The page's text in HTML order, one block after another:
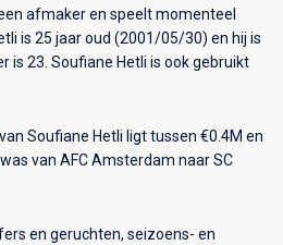
afmaker en speelt momenteel
is 25 jaar oud (2001/05/30) en hij is
is 23. Soufiane Hetli is ook gebruikt
Soufiane Hetli ligt tussen €0.4M en
van AFC Amsterdam naar SC
en geruchten, seizoens- en